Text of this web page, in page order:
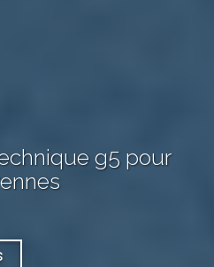
g5 pour